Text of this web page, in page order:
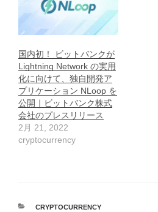
国内初！ ビットバンクが
Lightning Network の実用
化に向けて、独自開発ア
プリケーション NLoop を
公開｜ビットバンク株式
会社のプレスリリース
2月 21, 2022
cryptocurrency
カ
CRYPTOCURRENCY